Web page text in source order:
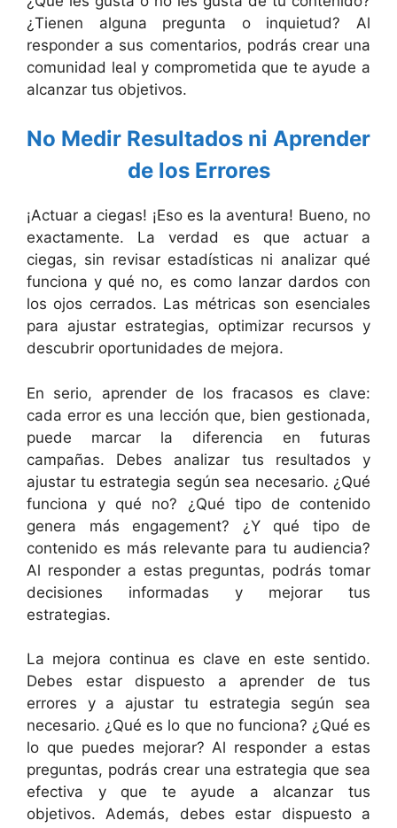
¿Tienen alguna pregunta o inquietud? Al
responder a sus comentarios, podrás crear una
comunidad leal y comprometida que te ayude a
alcanzar tus objetivos.
No Medir Resultados ni Aprender
de los Errores
¡Actuar a ciegas! ¡Eso es la aventura! Bueno, no
exactamente. La verdad es que actuar a
ciegas, sin revisar estadísticas ni analizar qué
funciona y qué no, es como lanzar dardos con
los ojos cerrados. Las métricas son esenciales
para ajustar estrategias, optimizar recursos y
descubrir oportunidades de mejora.
En serio, aprender de los fracasos es clave:
cada error es una lección que, bien gestionada,
puede marcar la diferencia en futuras
campañas. Debes analizar tus resultados y
ajustar tu estrategia según sea necesario. ¿Qué
funciona y qué no? ¿Qué tipo de contenido
genera más engagement? ¿Y qué tipo de
contenido es más relevante para tu audiencia?
Al responder a estas preguntas, podrás tomar
decisiones informadas y mejorar tus
estrategias.
La mejora continua es clave en este sentido.
Debes estar dispuesto a aprender de tus
errores y a ajustar tu estrategia según sea
necesario. ¿Qué es lo que no funciona? ¿Qué es
lo que puedes mejorar? Al responder a estas
preguntas, podrás crear una estrategia que sea
efectiva y que te ayude a alcanzar tus
objetivos. Además, debes estar dispuesto a